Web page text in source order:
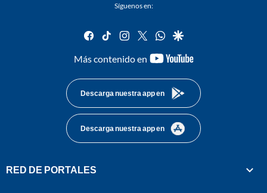
Síguenos en:
facebook
tiktok instagram
twitterwhatsapp
google
Más contenido en
youtube-
Descarga nuestra app en
Descarga nuestra app en
RED DE PORTALES